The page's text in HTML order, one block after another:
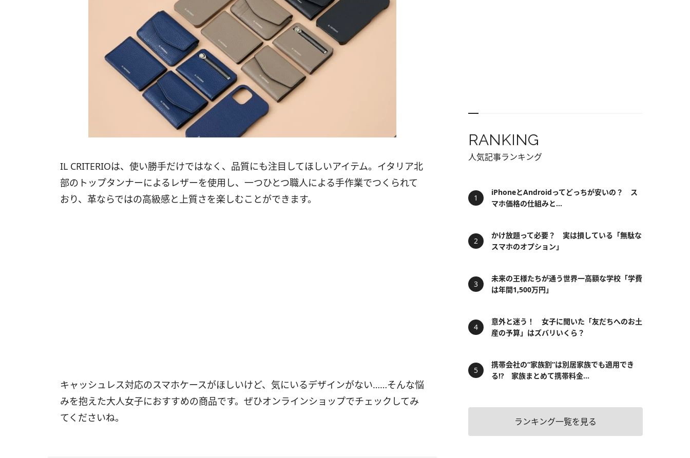
IL CRITERIOは、使い勝手だけではなく、品質にも注目してほしいアイテム。イタリア北
部のトップタンナーによるレザーを使用し、一つひとつ職人による手作業でつくられて
おり、革ならではの高級感と上質さを楽しむことができます。
キャッシュレス対応のスマホケースがほしいけど、気にいるデザインがない……そんな悩
みを抱えた大人女子におすすめの商品です。ぜひオンラインショップでチェックしてみ
てくださいね。
RANKING
人気記事ランキング
iPhoneとAndroidってどっちが安いの？ ス
マホ価格の仕組みと...
かけ放題って必要？ 実は損している「無駄な
スマホのオプション」
未来の王様たちが通う世界一高額な学校「学費
は年間1,500万円」
意外と迷う！ 女子に聞いた「友だちへのお土
産の予算」はズバリいくら？
携帯会社の“家族割”は別居家族でも適用でき
る!? 家族まとめて携帯料金...
ランキング一覧を見る